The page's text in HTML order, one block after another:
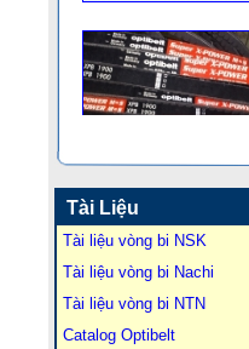
Tài Liệu
Tài liệu vòng bi NSK
Tài liệu vòng bi Nachi
Tài liệu vòng bi NTN
Catalog Optibelt